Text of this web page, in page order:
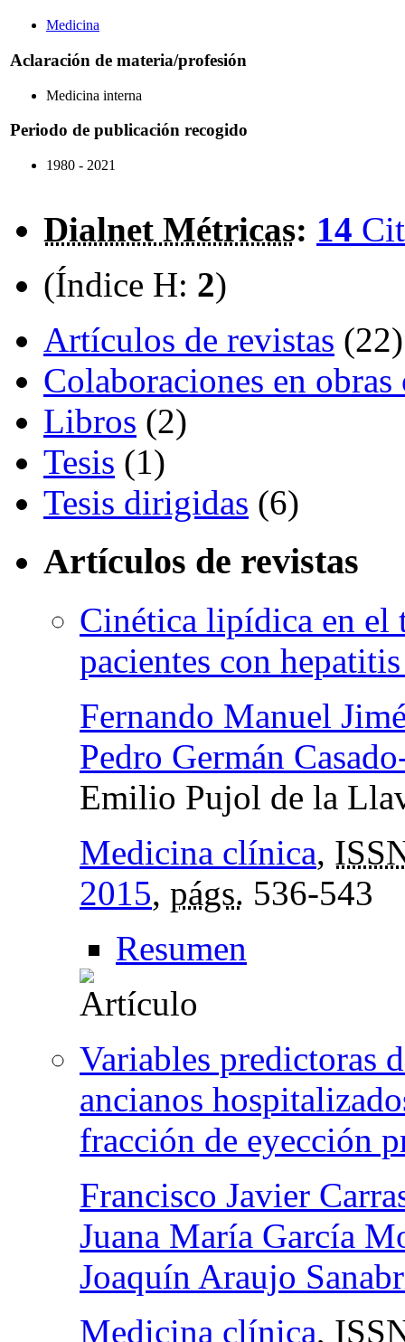
Medicina
Aclaración de materia/profesión
Medicina interna
Periodo de publicación recogido
1980 - 2021
Dialnet Métricas: 14
(Índice H: 2)
Artículos de revistas (22)
Colaboraciones en
Libros (2)
Tesis (1)
Tesis dirigidas (6)
Artículos de revistas
Cinética lipídica en el
pacientes con
Fernando Manuel
Pedro Germán
Emilio Pujol de la
Medicina clínica,
2015, págs. 536-543
Resumen
Variables predictoras
ancianos
fracción de eyección
Francisco Javier
Juana María García
Joaquín Araujo
Medicina clínica,